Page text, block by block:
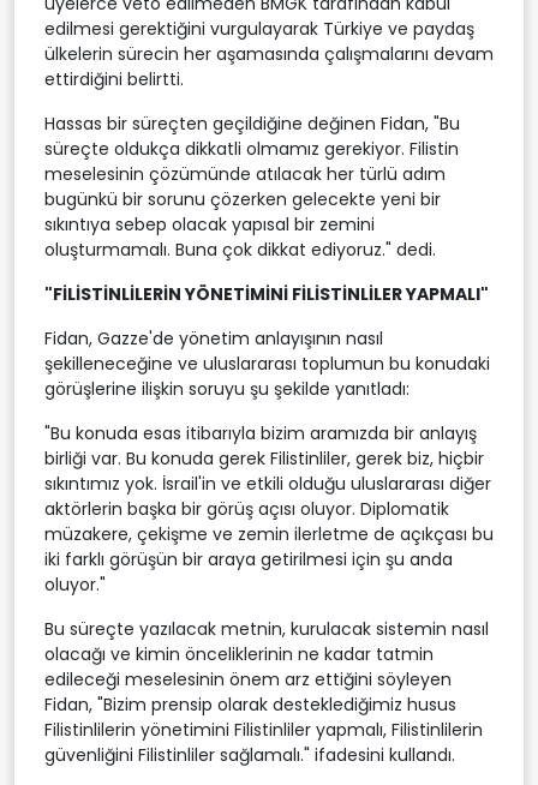
edilmesi gerektiğini vurgulayarak Türkiye ve paydaş
ülkelerin sürecin her aşamasında çalışmalarını devam
ettirdiğini belirtti.
Hassas bir süreçten geçildiğine değinen Fidan, "Bu
süreçte oldukça dikkatli olmamız gerekiyor. Filistin
meselesinin çözümünde atılacak her türlü adım
bugünkü bir sorunu çözerken gelecekte yeni bir
sıkıntıya sebep olacak yapısal bir zemini
oluşturmamalı. Buna çok dikkat ediyoruz." dedi.
"FİLİSTİNLİLERİN YÖNETİMİNİ FİLİSTİNLİLER YAPMALI"
Fidan, Gazze'de yönetim anlayışının nasıl
şekilleneceğine ve uluslararası toplumun bu konudaki
görüşlerine ilişkin soruyu şu şekilde yanıtladı:
"Bu konuda esas itibarıyla bizim aramızda bir anlayış
birliği var. Bu konuda gerek Filistinliler, gerek biz, hiçbir
sıkıntımız yok. İsrail'in ve etkili olduğu uluslararası diğer
aktörlerin başka bir görüş açısı oluyor. Diplomatik
müzakere, çekişme ve zemin ilerletme de açıkçası bu
iki farklı görüşün bir araya getirilmesi için şu anda
oluyor."
Bu süreçte yazılacak metnin, kurulacak sistemin nasıl
olacağı ve kimin önceliklerinin ne kadar tatmin
edileceği meselesinin önem arz ettiğini söyleyen
Fidan, "Bizim prensip olarak desteklediğimiz husus
Filistinlilerin yönetimini Filistinliler yapmalı, Filistinlilerin
güvenliğini Filistinliler sağlamalı." ifadesini kullandı.